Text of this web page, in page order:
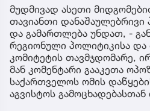
მუდმივად ასეთი
თავიანთი დანაშაულებრივი
და გამართლება უნდათ, -
რეგიონული პოლიტიკისა
კომიტეტის თავმჯდომარე,
მან კომენტარი გააკეთა
საქართველოს ომის
აგვისტოს